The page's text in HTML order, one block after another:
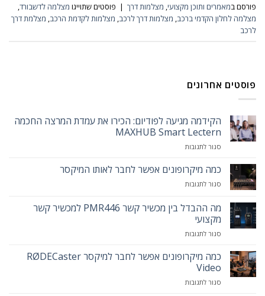
פורסם במאמרים ותוכן מקצועי, מצלמות דרך | פוסטים שתוייגו מצלמה לדשבורד,
מצלמה לחלון הקדמי ברכב, מצלמות דרך לרכב, מצלמות לקדמת הרכב, מצלמת דרך
לרכב
פוסטים אחרונים
הקידמה מגיעה לפודיום: הכירו את עמדת המרצה החכמה
MAXHUB Smart Lectern
סגור לתגובותעל
מגיעה
הכירו
עמדת
המרצה
MAXHUB
Lectern
כמה מיקרופונים אפשר לחבר לאותו המיקסר
סגור לתגובותעל
מיקרופונים
אפשר
לאותו
מה ההבדל בין מכשיר קשר PMR446 למכשיר קשר
מקצועי
סגור לתגובותעל
ההבדל
קשר
כמה מיקרופונים אפשר לחבר למיקסר RØDECaster
Video
סגור לתגובותעל